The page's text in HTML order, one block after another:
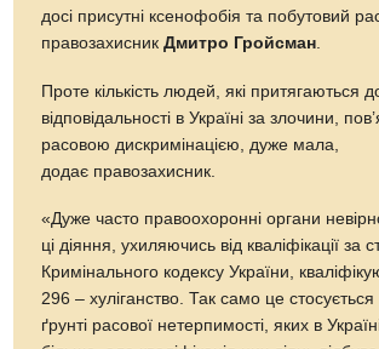
досі присутні ксенофобія та побутовий
правозахисникДмитро Гройсман
Проте кількість людей, які притягаються
відповідальності в Україні за злочини,
расовою дискримінацією, дуже мала,
додає правозахисник.
«Дуже часто правоохоронні органи
ці діяння, ухиляючись від кваліфікації за
Кримінального кодексу України,
296 – хуліганство. Так само це стосується
ґрунті расової нетерпимості, яких в